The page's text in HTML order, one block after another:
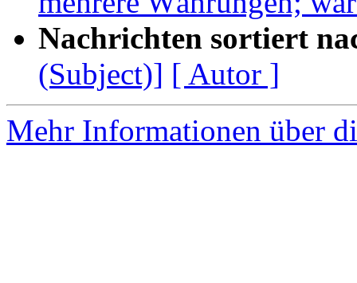
Nachrichten sortiert
(Subject)] [ Autor ]
Mehr Informationen über